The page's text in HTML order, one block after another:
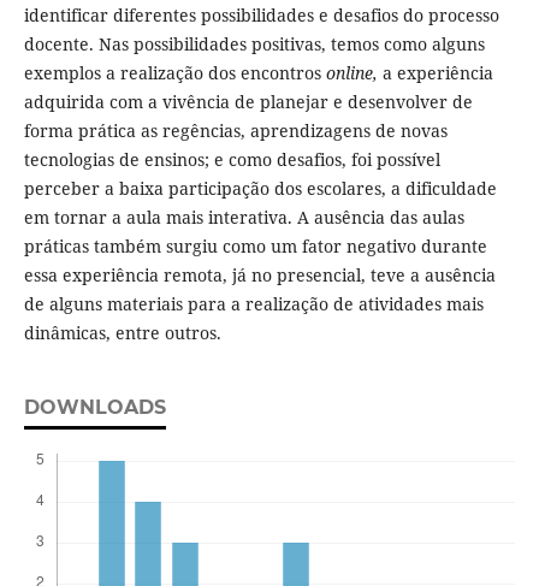
identificar diferentes possibilidades e desafios do processo
docente. Nas possibilidades positivas, temos como alguns
exemplos a realização dos encontros online, a experiência
adquirida com a vivência de planejar e desenvolver de
forma prática as regências, aprendizagens de novas
tecnologias de ensinos; e como desafios, foi possível
perceber a baixa participação dos escolares, a dificuldade
em tornar a aula mais interativa. A ausência das aulas
práticas também surgiu como um fator negativo durante
essa experiência remota, já no presencial, teve a ausência
de alguns materiais para a realização de atividades mais
dinâmicas, entre outros.
DOWNLOADS